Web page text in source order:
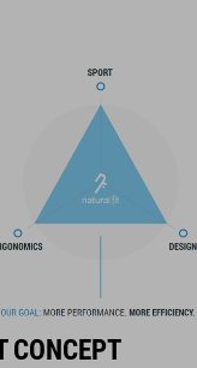
disfrutar de la bicicleta
pequeños
recorridos!
sinónimo de productos
CONCEPT